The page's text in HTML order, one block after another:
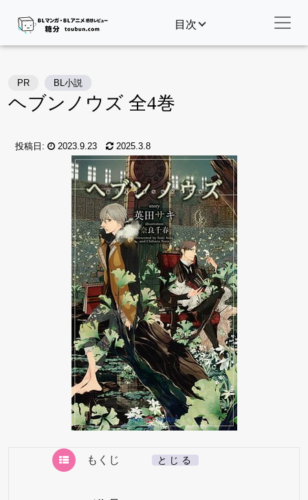
目次
PR BL小説
ヘブンノウズ 全4巻
投稿日: 2023.9.23 2025.3.8
もくじ とじる